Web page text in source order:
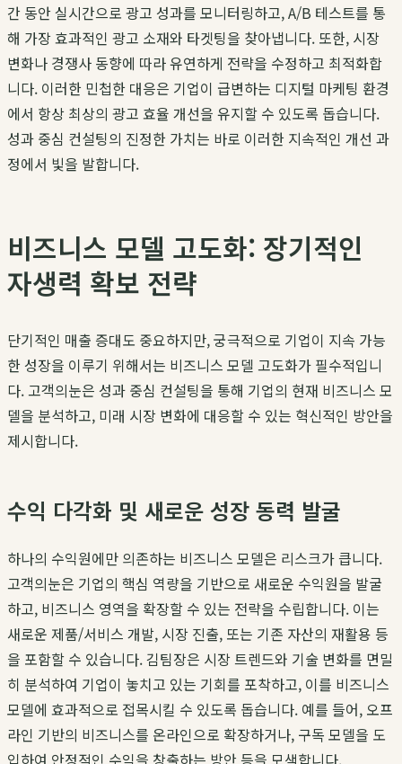
간 동안 실시간으로 광고 성과를 모니터링하고, A/B 테스트를 통
해 가장 효과적인 광고 소재와 타겟팅을 찾아냅니다. 또한, 시장
변화나 경쟁사 동향에 따라 유연하게 전략을 수정하고 최적화합
니다. 이러한 민첩한 대응은 기업이 급변하는 디지털 마케팅 환경
에서 항상 최상의 광고 효율 개선을 유지할 수 있도록 돕습니다.
성과 중심 컨설팅의 진정한 가치는 바로 이러한 지속적인 개선 과
정에서 빛을 발합니다.
비즈니스 모델 고도화: 장기적인
자생력 확보 전략
단기적인 매출 증대도 중요하지만, 궁극적으로 기업이 지속 가능
한 성장을 이루기 위해서는 비즈니스 모델 고도화가 필수적입니
다.고객의눈은 성과 중심 컨설팅을 통해 기업의 현재 비즈니스 모
델을 분석하고, 미래 시장 변화에 대응할 수 있는 혁신적인 방안을
제시합니다.
수익 다각화 및 새로운 성장 동력 발굴
하나의 수익원에만 의존하는 비즈니스 모델은 리스크가 큽니다.
고객의눈은 기업의 핵심 역량을 기반으로 새로운 수익원을 발굴
하고, 비즈니스 영역을 확장할 수 있는 전략을 수립합니다. 이는
새로운 제품/서비스 개발, 시장 진출, 또는 기존 자산의 재활용 등
을 포함할 수 있습니다.김팀장은 시장 트렌드와 기술 변화를 면밀
히 분석하여 기업이 놓치고 있는 기회를 포착하고, 이를 비즈니스
모델에 효과적으로 접목시킬 수 있도록 돕습니다. 예를 들어, 오프
라인 기반의 비즈니스를 온라인으로 확장하거나, 구독 모델을 도
입하여 안정적인 수익을 창출하는 방안 등을 모색합니다.